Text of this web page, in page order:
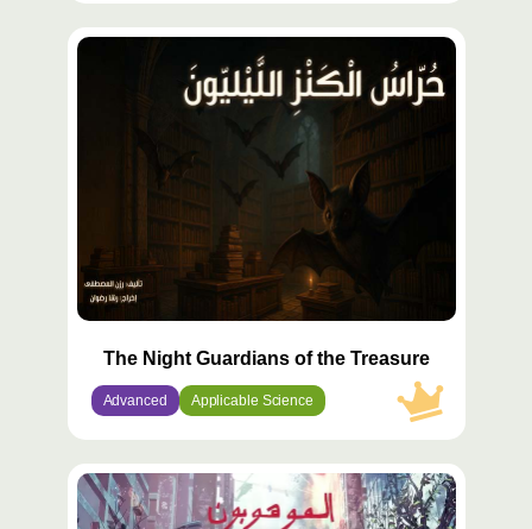
محتوى
The Night Guardians of the Treasure
Advanced Applicable Science
محتوى
مميّز